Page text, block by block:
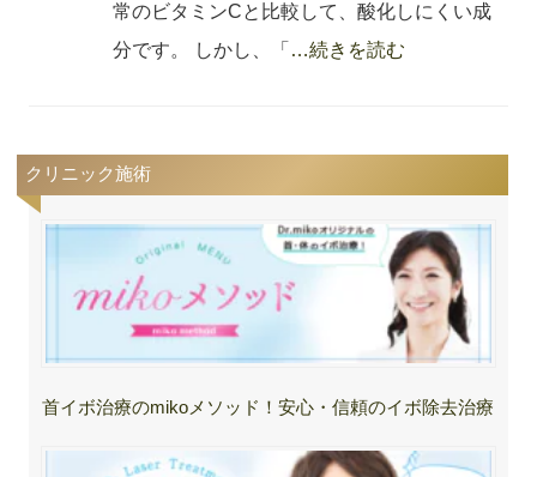
常のビタミンCと比較して、酸化しにくい成
分です。 しかし、「 …続きを読む
クリニック施術
首イボ治療のmikoメソッド！安心・信頼のイボ除去治療